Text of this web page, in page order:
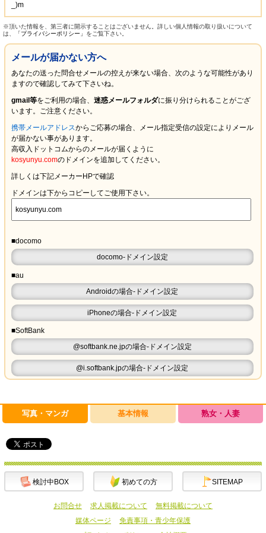
_)m
※頂いた情報を、第三者に開示することはございません。詳しい個人情報の取り扱いについて
は、
「プライバシーポリシー」 をご覧下さい。
メールが届かない方へ
あなたの送った問合せメールの控えが来ない場合、次のような可能性があり
ますので確認してみて下さいね。
gmail等をご利用の場合、 迷惑メールフォルダに振り分けられることがござ
います。ご注意ください。
携帯メールアドレスからご応募の場合、メール指定受信の設定により メール
が届かない事があります。
高収入ドットコムからのメールが届くように
kosyunyu.comのドメインを追加してください。
詳しくは下記メーカーHPで確認
ドメインは下からコピーしてご使用下さい。
■docomo
docomo-ドメイン設定
■au
Androidの場合-ドメイン設定
iPhoneの場合-ドメイン設定
■SoftBank
@softbank.ne.jpの場合-ドメイン設定
@i.softbank.jpの場合-ドメイン設定
写真・マンガ 基本情報 熟女・人妻
検討中BOX 初めての方 SITEMAP
お問合せ 求人掲載について
無料掲載について
媒体ページ
免責事項・青少年保護